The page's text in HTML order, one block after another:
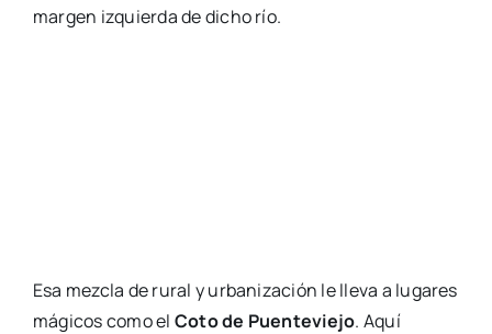
margen izquierda de dicho río.
Esa mezcla de rural y urbanización le lleva a lugares
mágicos como el Coto de Puenteviejo. Aquí